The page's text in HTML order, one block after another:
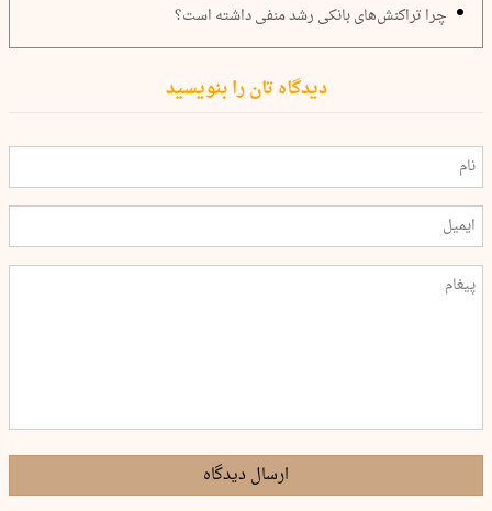
چرا تراکنش‌های بانکی رشد منفی داشته است؟
دیدگاه تان را بنویسید
ارسال دیدگاه